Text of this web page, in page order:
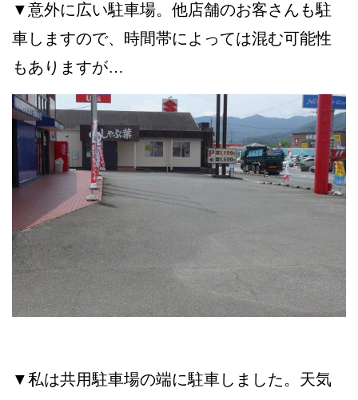
▼意外に広い駐車場。他店舗のお客さんも駐
車しますので、時間帯によっては混む可能性
もありますが…
▼私は共用駐車場の端に駐車しました。天気